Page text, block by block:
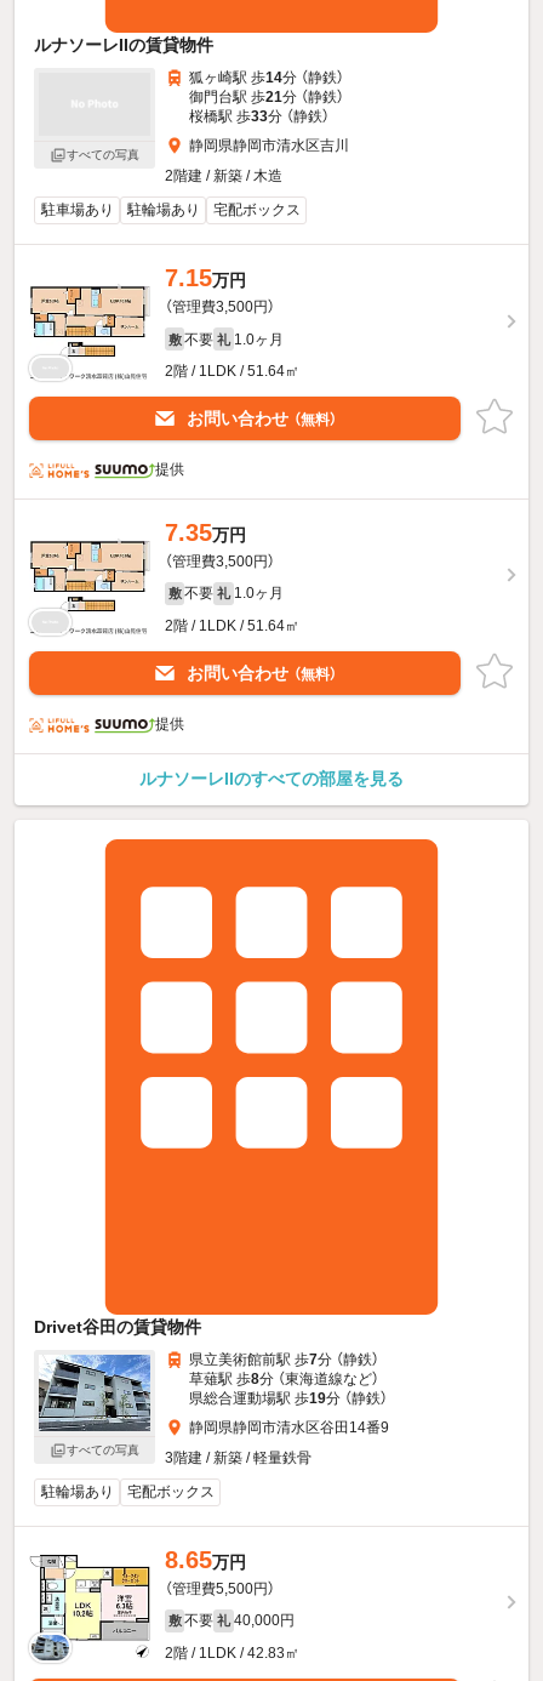
ルナソーレIIの賃貸物件
すべての写真
狐ヶ崎駅 歩14分 （静鉄）
御門台駅 歩21分 （静鉄）
桜橋駅 歩33分 （静鉄）
静岡県静岡市清水区吉川
2階建 / 新築 / 木造
駐車場あり
駐輪場あり 宅配ボックス
7.15万円
（管理費3,500円）
敷 不要 礼 1.0ヶ月
2階 / 1LDK / 51.64㎡
お問い合わせ （無料）
提供
7.35万円
（管理費3,500円）
敷 不要 礼 1.0ヶ月
2階 / 1LDK / 51.64㎡
お問い合わせ （無料）
提供
ルナソーレIIのすべての部屋を見る
Drivet谷田の賃貸物件
すべての写真
県立美術館前駅 歩7分 （静鉄）
草薙駅 歩8分 （東海道線など）
県総合運動場駅 歩19分 （静鉄）
静岡県静岡市清水区谷田14番9
3階建 / 新築 / 軽量鉄骨
駐輪場あり
宅配ボックス
8.65万円
（管理費5,500円）
敷 不要 礼 40,000円
2階 / 1LDK / 42.83㎡